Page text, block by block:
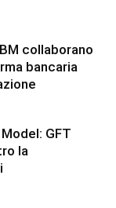
collaborano
bancaria
GFT
la